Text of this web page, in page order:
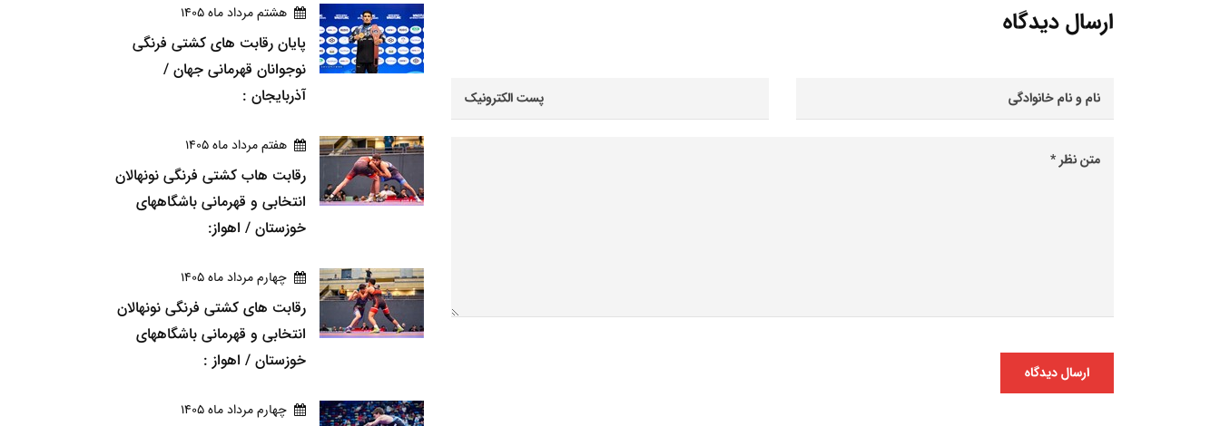
ارسال دیدگاه
ارسال دیدگاه
هشتم مرداد ماه 1405
پایان رقابت های کشتی فرنگی
نوجوانان قهرمانی جهان /
آذربایجان :
هفتم مرداد ماه 1405
رقابت هاب کشتی فرنگی نونهالان
انتخابی و قهرمانی باشگاههای
خوزستان / اهواز:
چهارم مرداد ماه 1405
رقابت های کشتی فرنگی نونهالان
انتخابی و قهرمانی باشگاههای
خوزستان / اهواز :
چهارم مرداد ماه 1405